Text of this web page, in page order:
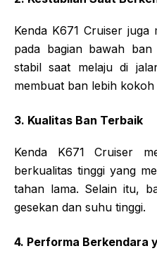
Kenda K671 Cruiser juga
pada bagian bawah
stabil saat melaju di
membuat ban lebih kokoh
3. Kualitas Ban Terbaik
Kenda K671 Cruiser
berkualitas tinggi yang
tahan lama. Selain itu,
gesekan dan suhu tinggi.
4. Performa Berkendara